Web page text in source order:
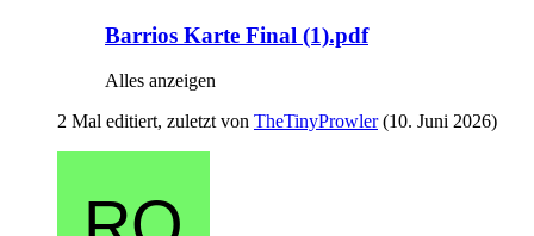
Barrios Karte Final (1).pdf
Alles anzeigen
2 Mal editiert, zuletzt von TheTinyProwler(10. Juni 2026)